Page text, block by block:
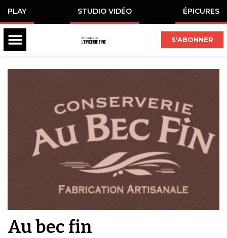
PLAY STUDIO VIDÉO ÉPICURES
S'ABONNER
Au bec fin